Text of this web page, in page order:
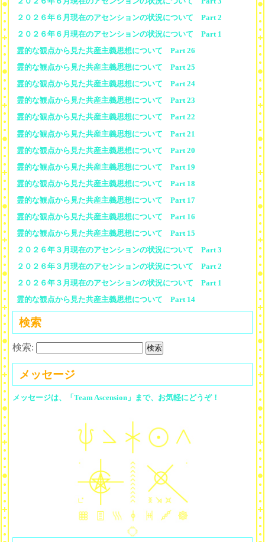
２０２６年６月現在のアセンションの状況について Part 2
２０２６年６月現在のアセンションの状況について Part 1
霊的な観点から見た共産主義思想について Part 26
霊的な観点から見た共産主義思想について Part 25
霊的な観点から見た共産主義思想について Part 24
霊的な観点から見た共産主義思想について Part 23
霊的な観点から見た共産主義思想について Part 22
霊的な観点から見た共産主義思想について Part 21
霊的な観点から見た共産主義思想について Part 20
霊的な観点から見た共産主義思想について Part 19
霊的な観点から見た共産主義思想について Part 18
霊的な観点から見た共産主義思想について Part 17
霊的な観点から見た共産主義思想について Part 16
霊的な観点から見た共産主義思想について Part 15
２０２６年３月現在のアセンションの状況について Part 3
２０２６年３月現在のアセンションの状況について Part 2
２０２６年３月現在のアセンションの状況について Part 1
霊的な観点から見た共産主義思想について Part 14
検索
検索:
メッセージ
メッセージは、「Team Ascension」まで、お気軽にどうぞ！